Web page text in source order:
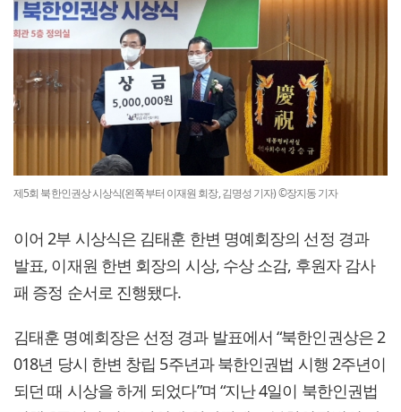
제5회 북한인권상 시상식(왼쪽부터 이재원 회장, 김명성 기자) ©장지동 기자
이어 2부 시상식은 김태훈 한변 명예회장의 선정 경과
발표, 이재원 한변 회장의 시상, 수상 소감, 후원자 감사
패 증정 순서로 진행됐다.
김태훈 명예회장은 선정 경과 발표에서 “북한인권상은 2
018년 당시 한변 창립 5주년과 북한인권법 시행 2주년이
되던 때 시상을 하게 되었다”며 “지난 4일이 북한인권법